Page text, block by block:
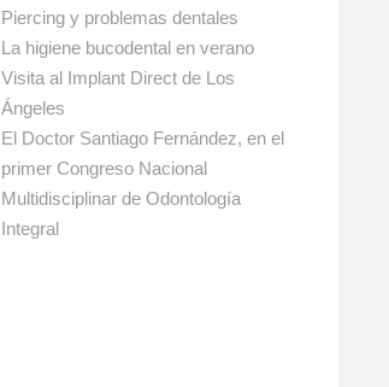
Piercing y problemas dentales
La higiene bucodental en verano
Visita al Implant Direct de Los
Ángeles
El Doctor Santiago Fernández, en el
primer Congreso Nacional
Multidisciplinar de Odontología
Integral